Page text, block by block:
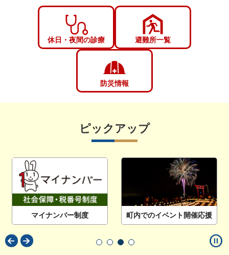
休日・夜間の診療 避難所一覧
防災情報
ピックアップ
マイナンバー制度 町内でのイベント開催応援
pause_circle